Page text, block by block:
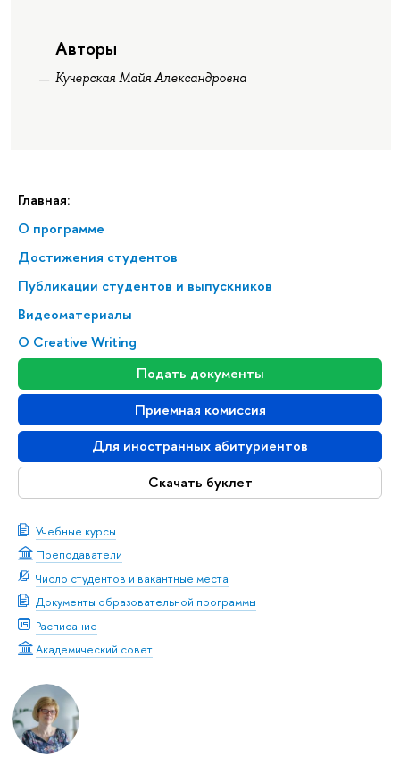
Главная:
О программе
Достижения студентов
Публикации студентов и выпускников
Видеоматериалы
О Creative Writing
Подать документы
Приемная комиссия
Для иностранных абитуриентов
Скачать буклет
Учебные курсы
Преподаватели
Число студентов и вакантные места
Документы образовательной программы
Расписание
Академический совет
Авторы
Кучерская Майя Александровна